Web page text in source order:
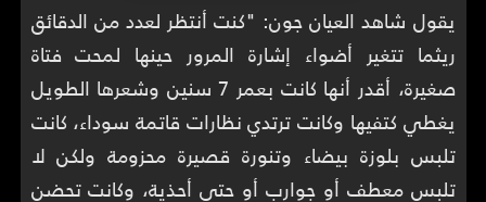
يقول شاهد العيان جون: "كنت أنتظر لعدد من الدقائق
ريثما تتغير أضواء إشارة المرور حينها لمحت فتاة
صغيرة، أقدر أنها كانت بعمر 7 سنين وشعرها الطويل
يغطي كتفيها وكانت ترتدي نظارات قاتمة سوداء، كانت
تلبس بلوزة بيضاء وتنورة قصيرة محزومة ولكن لا
تلبس معطف أو جوارب أو حتى أحذية، وكانت تحضن